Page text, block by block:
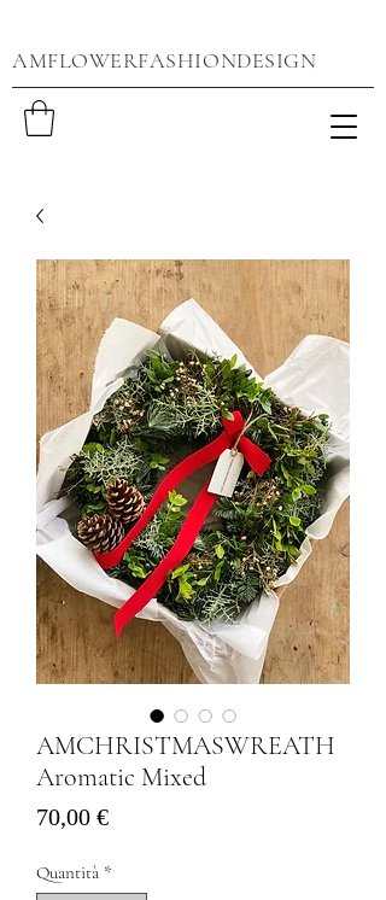
AMFLOWERFASHIONDESIGN
AMCHRISTMASWREATH
Aromatic Mixed
70,00 €Prezzo
Quantità *